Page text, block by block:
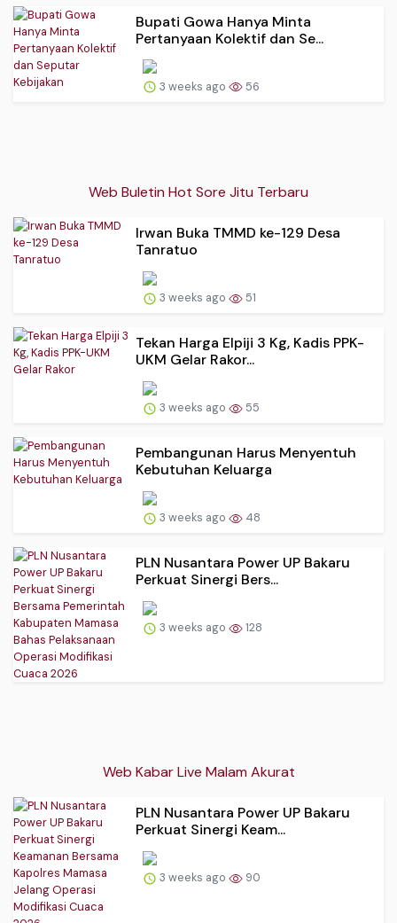
Bupati Gowa Hanya Minta
Pertanyaan Kolektif dan Se...
3 weeks ago 56
Web Buletin Hot Sore Jitu Terbaru
Irwan Buka TMMD ke-129 Desa
Tanratuo
3 weeks ago 51
Tekan Harga Elpiji 3 Kg, Kadis PPK-
UKM Gelar Rakor...
3 weeks ago 55
Pembangunan Harus Menyentuh
Kebutuhan Keluarga
3 weeks ago 48
PLN Nusantara Power UP Bakaru
Perkuat Sinergi Bers...
3 weeks ago 128
Web Kabar Live Malam Akurat
PLN Nusantara Power UP Bakaru
Perkuat Sinergi Keam...
3 weeks ago 90